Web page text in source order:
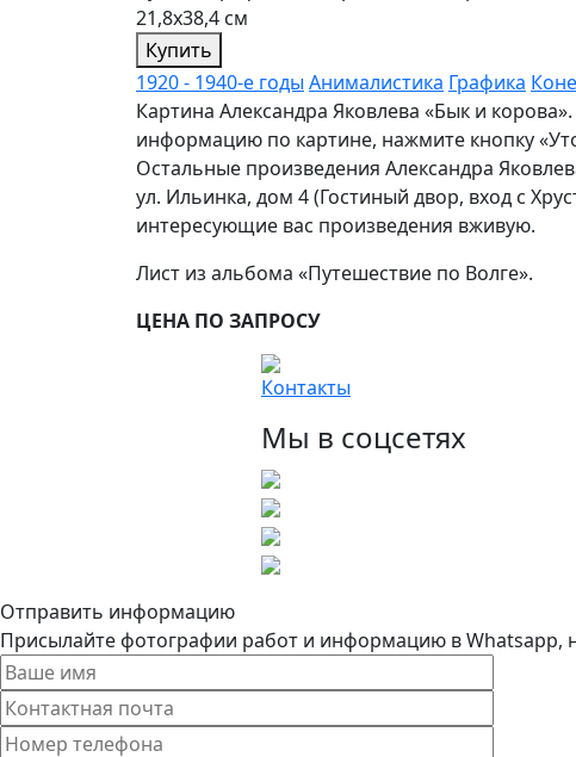
21,8х38,4 см
Купить
1920 - 1940-е годы Анималистика Графика
Картина Александра Яковлева «Бык и
информацию по картине, нажмите кнопку
Остальные произведения Александра
ул. Ильинка, дом 4 (Гостиный двор, вход с
интересующие вас произведения вживую.
Лист из альбома «Путешествие по Волге».
ЦЕНА ПО ЗАПРОСУ
Контакты
Мы в соцсетях
Отправить информацию
Присылайте фотографии работ и информацию в Whatsapp,